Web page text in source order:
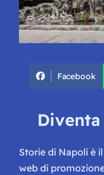
Facebook
Storie di Napoli è
web di